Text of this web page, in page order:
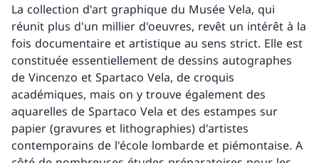
La collection d'art graphique du Musée Vela, qui
réunit plus d'un millier d'oeuvres, revêt un intérêt à la
fois documentaire et artistique au sens strict. Elle est
constituée essentiellement de dessins autographes
de Vincenzo et Spartaco Vela, de croquis
académiques, mais on y trouve également des
aquarelles de Spartaco Vela et des estampes sur
papier (gravures et lithographies) d'artistes
contemporains de l'école lombarde et piémontaise. A